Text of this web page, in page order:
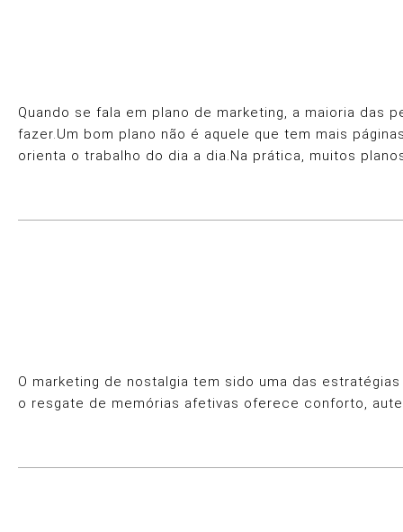
Quando se fala em plano de marketing, a maioria das
fazer.Um bom plano não é aquele que tem mais
orienta o trabalho do dia a dia.Na prática, muitos
O marketing de nostalgia tem sido uma das
o resgate de memórias afetivas oferece conforto,